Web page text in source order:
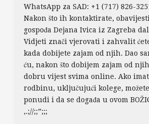
WhatsApp za SAD: +1 (717) 826-
Nakon što ih kontaktirate,
gospođa Dejana Ivica iz Zagreba
Vidjeti znači vjerovati i zahvalit
kada dobijete zajam od njih. Dao
ću, nakon što dobijem zajam od
dobru vijest svima online. Ako
rodbinu, uključujući kolege,
ponudi i da se događa u ovom
,.;//;;”;;;